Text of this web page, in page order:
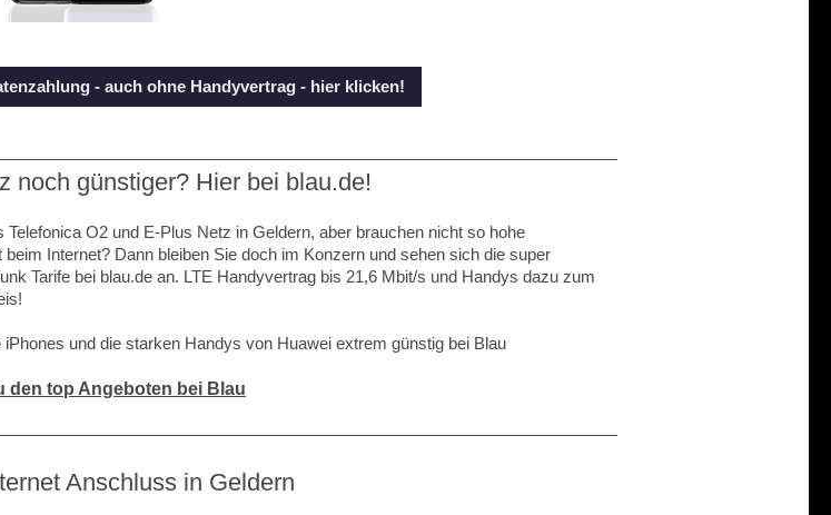
- auch ohne Handyvertrag - hier klicken!
noch günstiger? Hier bei blau.de!
Telefonica O2 und E-Plus Netz in Geldern, aber brauchen nicht so hohe
Internet? Dann bleiben Sie doch im Konzern und sehen sich die super
Tarife bei blau.de an. LTE Handyvertrag bis 21,6 Mbit/s und Handys dazu zum
iPhones und die starken Handys von Huawei extrem günstig bei Blau
den top Angeboten bei Blau
Anschluss in Geldern